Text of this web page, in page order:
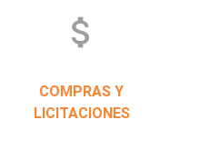
attach_money
COMPRAS Y
LICITACIONES